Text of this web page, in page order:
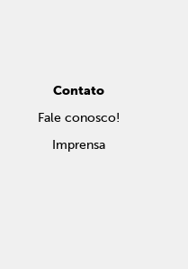
Contato
Fale conosco!
Imprensa